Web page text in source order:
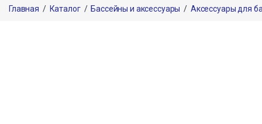
Главная / Каталог / Бассейны и аксессуары / Аксессуары для